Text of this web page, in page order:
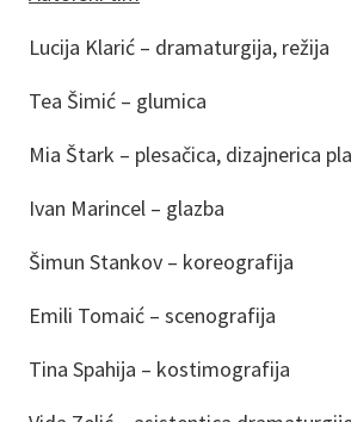
Lucija Klarić – dramaturgija, režija
Tea Šimić – glumica
Mia Štark – plesačica, dizajnerica
Ivan Marincel – glazba
Šimun Stankov – koreografija
Emili Tomaić – scenografija
Tina Spahija – kostimografija